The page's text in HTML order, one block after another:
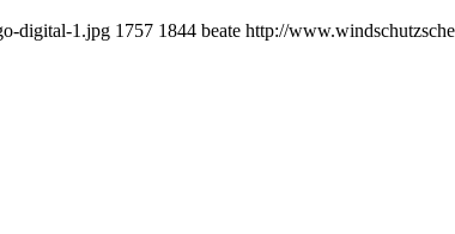
digital-1.jpg 1757 1844 beate http://